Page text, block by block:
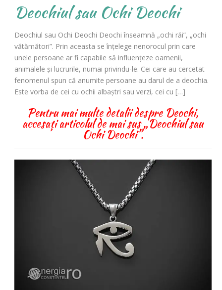
Deochiul sau Ochi Deochi
Deochiul sau Ochi Deochi Deochi înseamnă „ochi răi”, „ochi
vătămători”. Prin aceasta se înţelege nenorocul prin care
unele persoane ar fi capabile să influenţeze oamenii,
animalele şi lucrurile, numai privindu-le. Cei care au cercetat
fenomenul spun că anumite persoane au darul de a deochia.
Este vorba de cei cu ochii albaştri sau verzi, cei cu […]
Pentru mai multe detalii despre Deochi,
accesați articolul de mai sus „Deochiul sau
Ochi Deochi”.